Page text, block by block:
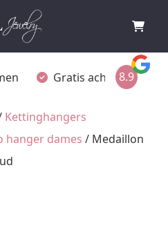
Gratis achteraf
8.9
Kettinghangers
hanger dames / Medaillon